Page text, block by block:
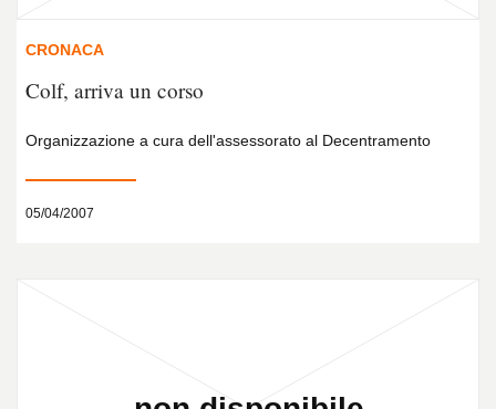
CRONACA
Colf, arriva un corso
Organizzazione a cura dell'assessorato al Decentramento
05/04/2007